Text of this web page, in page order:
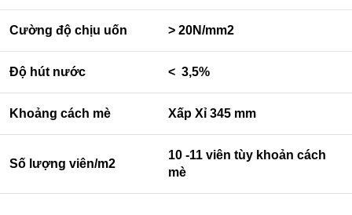
Cường độ chịu uốn > 20N/mm2
Độ hút nước < 3,5%
Khoảng cách mè Xấp Xỉ 345 mm
Số lượng viên/m2
10 -11 viên tùy khoản cách
mè